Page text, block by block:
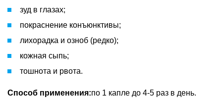
зуд в глазах;
покраснение конъюнктивы;
лихорадка и озноб (редко);
кожная сыпь;
тошнота и рвота.
Способ применения:по 1 капле до 4-5 раз в день.